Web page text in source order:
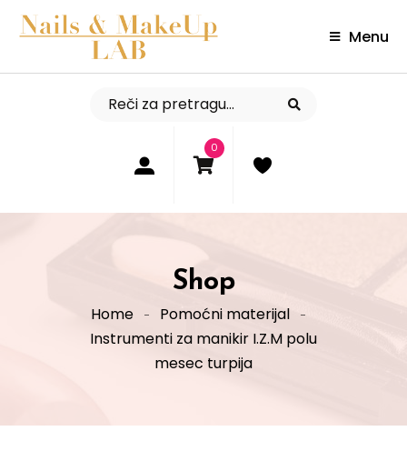
Menu
0
Shop
Home
Pomoćni materijal
Instrumenti za manikir I.Z.M polu
mesec turpija